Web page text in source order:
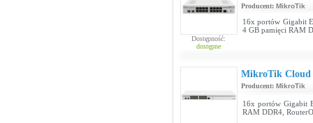
Dostępność:
dostępne
Producent: MikroTik
16x portów Gigabit
4 GB pamięci RAM
MikroTik Cloud
Producent: MikroTik
16x portów Gigabit
RAM DDR4,